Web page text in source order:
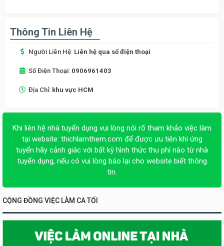
Thông Tin Liên Hệ
Người Liên Hệ: Liên hệ qua số điện thoại
Số Điện Thoại: 0906961403
Địa Chỉ: khu vực HCM
Khi liên hệ nhà tuyển dụng vui lòng nói rõ tham khảo việc làm
tại website: thichlamthem.com để được ưu tiên khi ứng
tuyển hãy cảnh giác với bất kỳ hình thức thu phí nào từ nhà
tuyển dụng, nếu có vui lòng báo lại cho website biết thông
tin.
CỘNG ĐỒNG VIỆC LÀM CA TỐI